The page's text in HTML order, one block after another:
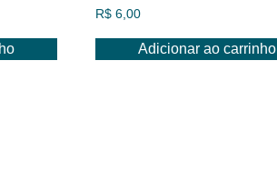
R$6,00
Adicionar ao carrinho